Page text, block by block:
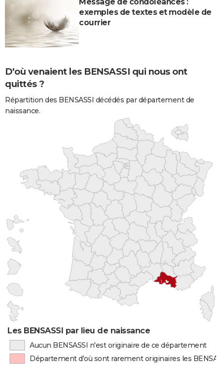
exemples de textes et modèle de
courrier
D'où venaient les BENSASSI qui nous ont
quittés ?
Répartition des BENSASSI décédés par département de
naissance.
Les BENSASSI par lieu de naissance
Aucun BENSASSI n'est originaire de ce département
Département d'où sont rarement originaires les